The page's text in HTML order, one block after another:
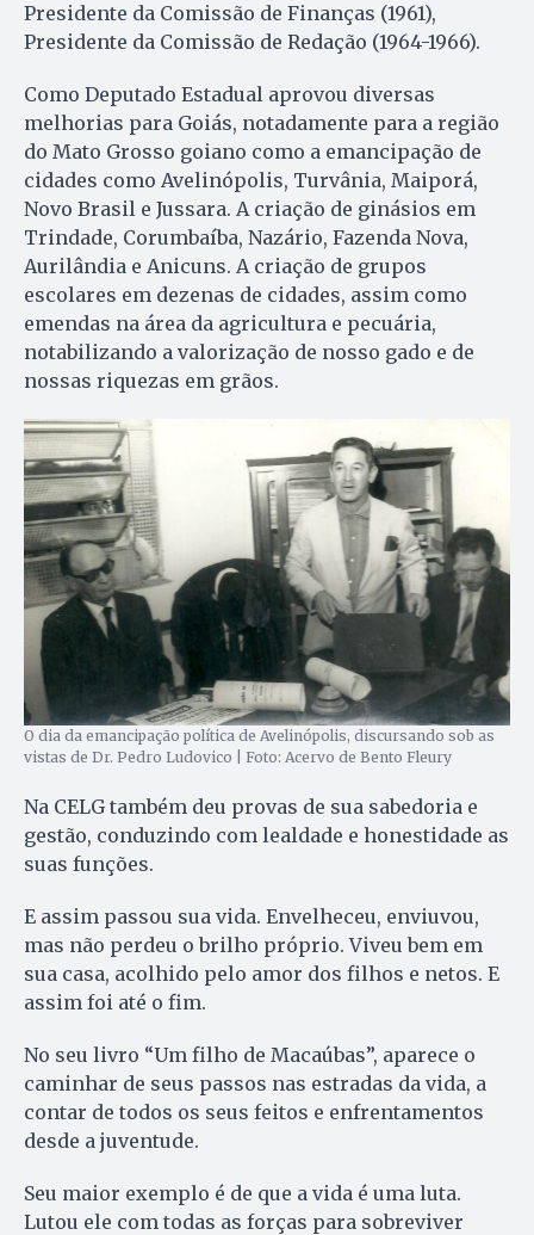
Presidente da Comissão de Finanças (1961),
Presidente da Comissão de Redação (1964-1966).
Como Deputado Estadual aprovou diversas
melhorias para Goiás, notadamente para a região
do Mato Grosso goiano como a emancipação de
cidades como Avelinópolis, Turvânia, Maiporá,
Novo Brasil e Jussara. A criação de ginásios em
Trindade, Corumbaíba, Nazário, Fazenda Nova,
Aurilândia e Anicuns. A criação de grupos
escolares em dezenas de cidades, assim como
emendas na área da agricultura e pecuária,
notabilizando a valorização de nosso gado e de
nossas riquezas em grãos.
O dia da emancipação política de Avelinópolis, discursando sob as
vistas de Dr. Pedro Ludovico | Foto: Acervo de Bento Fleury
Na CELG também deu provas de sua sabedoria e
gestão, conduzindo com lealdade e honestidade as
suas funções.
E assim passou sua vida. Envelheceu, enviuvou,
mas não perdeu o brilho próprio. Viveu bem em
sua casa, acolhido pelo amor dos filhos e netos. E
assim foi até o fim.
No seu livro “Um filho de Macaúbas”, aparece o
caminhar de seus passos nas estradas da vida, a
contar de todos os seus feitos e enfrentamentos
desde a juventude.
Seu maior exemplo é de que a vida é uma luta.
Lutou ele com todas as forças para sobreviver